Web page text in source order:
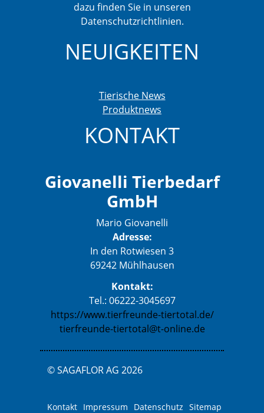
dazu finden Sie in unseren
Datenschutzrichtlinien.
NEUIGKEITEN
Tierische News
Produktnews
KONTAKT
Giovanelli Tierbedarf
GmbH
Mario Giovanelli
Adresse:
In den Rotwiesen 3
69242 Mühlhausen
Kontakt:
Tel.: 06222-3045697
https://www.tierfreunde-tiertotal.de/
tierfreunde-tiertotal@t-online.de
© SAGAFLOR AG 2026
Kontakt Impressum Datenschutz Sitemap